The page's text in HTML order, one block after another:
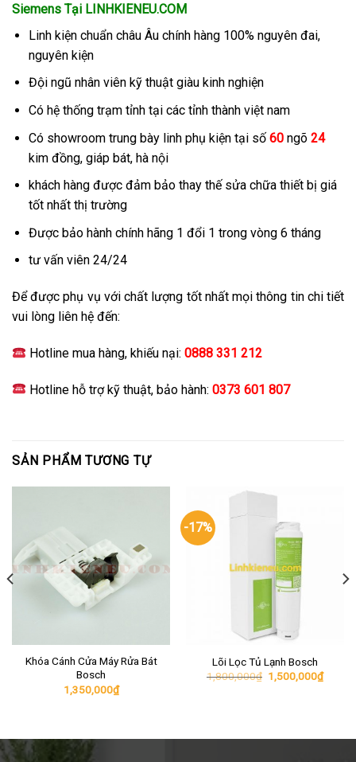
Siemens Tại LINHKIENEU.COM
Linh kiện chuẩn châu Âu chính hàng 100% nguyên đai,
nguyên kiện
Đội ngũ nhân viên kỹ thuật giàu kinh nghiện
Có hệ thống trạm tỉnh tại các tỉnh thành việt nam
Có showroom trung bày linh phụ kiện tại số 60ngõ 24
kim đồng, giáp bát, hà nội
khách hàng được đảm bảo thay thế sửa chữa thiết bị giá
tốt nhất thị trường
Được bảo hành chính hãng 1 đổi 1 trong vòng 6 tháng
tư vấn viên 24/24
Để được phụ vụ với chất lượng tốt nhất mọi thông tin chi tiết
vui lòng liên hệ đến:
Hotline mua hàng, khiếu nại:0888 331 212
Hotline hỗ trợ kỹ thuật, bảo hành:0373 601 807
SẢN PHẨM TƯƠNG TỰ
Khóa Cánh Cửa Máy Rửa Bát
Bosch
1,350,000₫
-17%
Lõi Lọc Tủ Lạnh Bosch
1,800,000₫ Giá
gốc
1,500,000₫Giá
hiện